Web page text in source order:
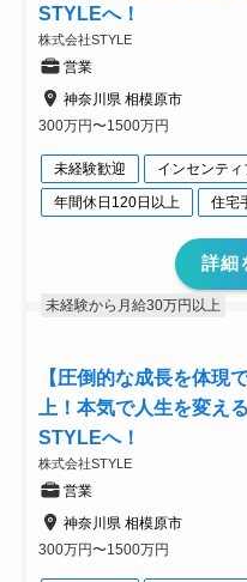
STYLEへ！
株式会社STYLE
営業
神奈川県 相模原市
300万円〜1500万円
未経験歓迎 インセンティ
年間休日120日以上
住宅
詳細
未経験から月給30万円以上
【圧倒的な成長を体現
上！本気で人生を変え
STYLEへ！
株式会社STYLE
営業
神奈川県 相模原市
300万円〜1500万円